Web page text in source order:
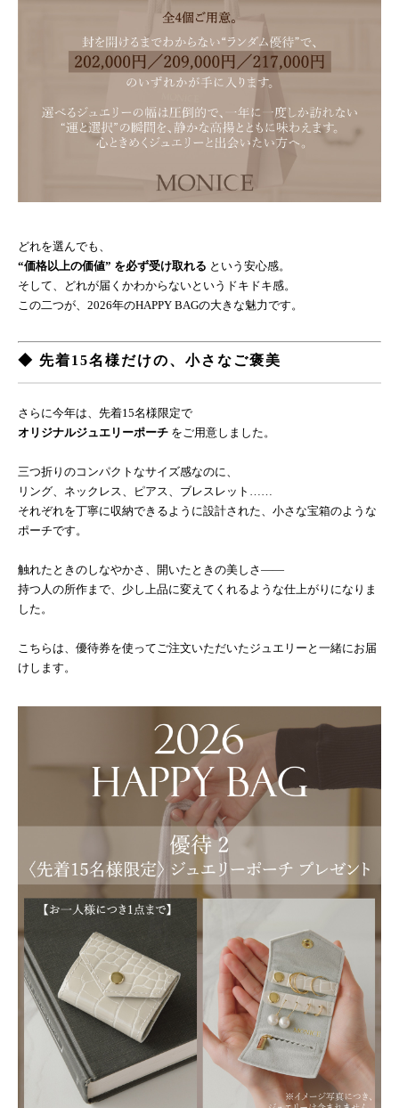
どれを選んでも、
“価格以上の価値” を必ず受け取れる という安心感。
そして、どれが届くかわからないというドキドキ感。
この二つが、2026年のHAPPY BAGの大きな魅力です。
◆ 先着15名様だけの、小さなご褒美
さらに今年は、先着15名様限定で
オリジナルジュエリーポーチ をご用意しました。
三つ折りのコンパクトなサイズ感なのに、
リング、ネックレス、ピアス、ブレスレット……
それぞれを丁寧に収納できるように設計された、小さな宝箱のような
ポーチです。
触れたときのしなやかさ、開いたときの美しさ——
持つ人の所作まで、少し上品に変えてくれるような仕上がりになりま
した。
こちらは、優待券を使ってご注文いただいたジュエリーと一緒にお届
けします。